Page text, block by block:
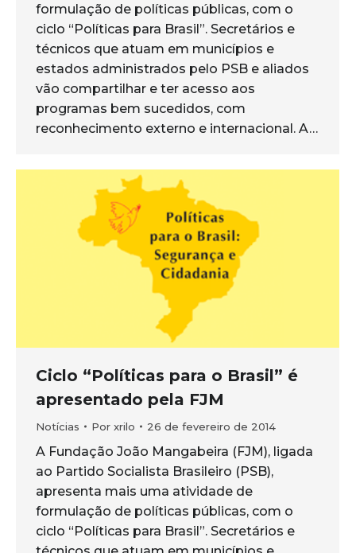
formulação de políticas públicas, com o
ciclo “Políticas para Brasil”. Secretários e
técnicos que atuam em municípios e
estados administrados pelo PSB e aliados
vão compartilhar e ter acesso aos
programas bem sucedidos, com
reconhecimento externo e internacional. A…
Ciclo “Políticas para o Brasil” é
apresentado pela FJM
Notícias Por xrilo 26 de fevereiro de 2014
A Fundação João Mangabeira (FJM), ligada
ao Partido Socialista Brasileiro (PSB),
apresenta mais uma atividade de
formulação de políticas públicas, com o
ciclo “Políticas para Brasil”. Secretários e